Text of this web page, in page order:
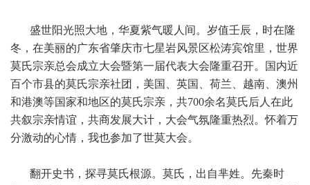
盛世阳光照大地，华夏紫气暖人间。岁值壬辰，时在隆
冬，在美丽的广东省肇庆市七星岩风景区松涛宾馆里，世界
莫氏宗亲总会成立大会暨第一届代表大会隆重召开。国内近
百个市县的莫氏宗亲社团，美国、英国、荷兰、越南、澳州
和港澳等国家和地区的莫氏宗亲，共700余名莫氏后人在此
共叙宗亲情谊，共商发展大计，大会气氛隆重热烈。怀着万
分激动的心情，我也参加了世莫大会。
翻开史书，探寻莫氏根源。莫氏，出自芈姓。先秦时